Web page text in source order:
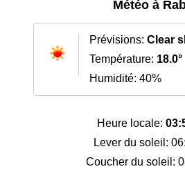
Météo à
Prévisions: Clear
Température: 18.0°
Humidité: 40%
Heure locale:
Lever du soleil:
Coucher du soleil: